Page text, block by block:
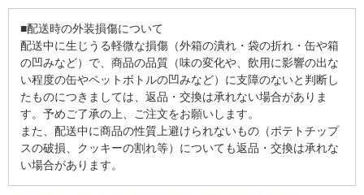
■配送時の外装損傷について
配送中に生じうる軽微な損傷（外箱の潰れ・袋の折れ・缶や箱
の凹みなど）で、商品の品質（味の変化や、飲用に影響の出な
い程度の缶やペットボトルの凹みなど）に支障のないと判断し
たものにつきましては、返品・交換は承れない場合がありま
す。予めご了承の上、ご注文をお願いします。
また、配送中に商品の性質上避けられないもの（ポテトチップ
スの破損、クッキーの割れ等）についても返品・交換は承れな
い場合があります。